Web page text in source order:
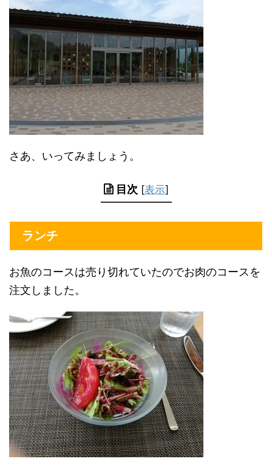
さあ、いってみましょう。
目次 [表示]
ランチ
お魚のコースは売り切れていたのでお肉のコースを
注文しました。